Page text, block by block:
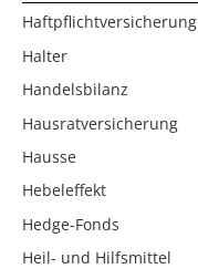
Haftpflichtversicherung
Halter
Handelsbilanz
Hausratversicherung
Hausse
Hebeleffekt
Hedge-Fonds
Heil- und Hilfsmittel